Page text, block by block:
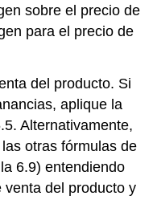
sobre el precio de
para el precio de
del producto. Si
aplique la
Alternativamente,
otras fórmulas de
6.9) entendiendo
venta del producto y